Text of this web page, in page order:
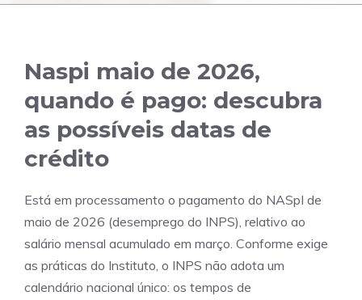
Naspi maio de 2026,
quando é pago: descubra
as possíveis datas de
crédito
Está em processamento o pagamento do NASpI de
maio de 2026 (desemprego do INPS), relativo ao
salário mensal acumulado em março. Conforme exige
as práticas do Instituto, o INPS não adota um
calendário nacional único: os tempos de